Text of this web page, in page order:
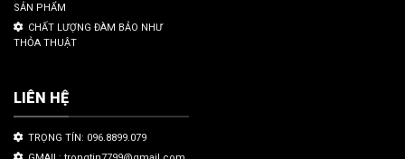
SẢN PHẨM
CHẤT LƯỢNG ĐÀM BẢO NHƯ
THỎA THUẬT
LIÊN HỆ
TRỌNG TÍN: 096.8899.079